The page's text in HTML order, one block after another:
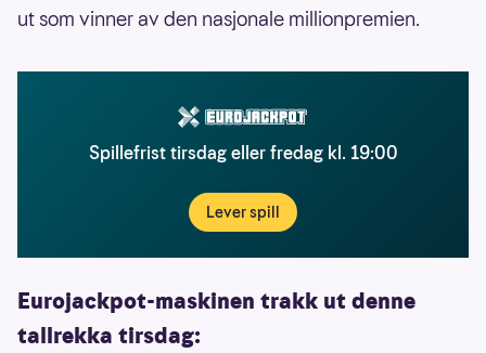
ut som vinner av den nasjonale millionpremien.
Spillefrist tirsdag eller fredag kl. 19:00
Lever spill
Eurojackpot-maskinen trakk ut denne
tallrekka tirsdag: